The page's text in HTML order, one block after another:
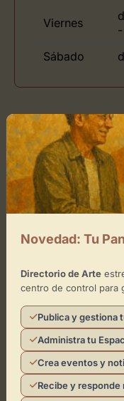
Viernes
Sábado
Ubicación
Cómo llegar
+
Novedad: Tu
Directorio de Arte
centro de control para
Publica y gestiona
Administra tu
Crea eventos y
Recibe y responde